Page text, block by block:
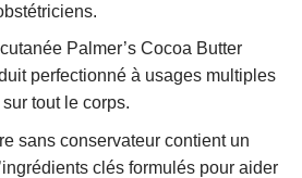
Palmer’s Cocoa Butter
perfectionné à usages multiples
tout le corps.
sans conservateur contient un
clés formulés pour aider